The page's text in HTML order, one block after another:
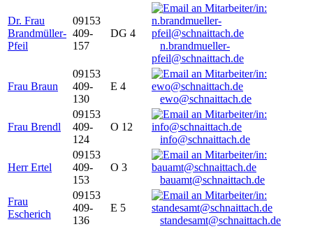
Dr. Frau
Brandmüller-
Pfeil
09153
409-
157
DG 4
n.brandmueller-
pfeil@schnaittach.de
Frau Braun
09153
409-
130
E 4
ewo@schnaittach.de
Frau Brendl
09153
409-
124
O 12
info@schnaittach.de
Herr Ertel
09153
409-
153
O 3
bauamt@schnaittach.de
Frau
Escherich
09153
409-
136
E 5
standesamt@schnaittach.de